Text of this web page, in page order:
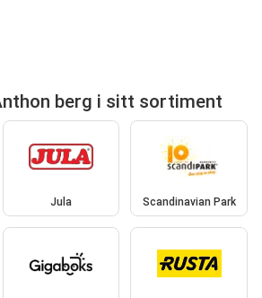
berg i sitt sortiment
Jula Scandinavian Park